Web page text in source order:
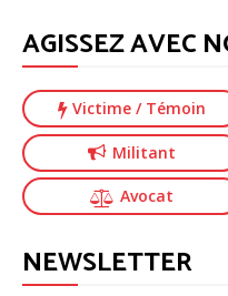
AGISSEZ AVEC
Victime / Témoin
Militant
Avocat
NEWSLETTER